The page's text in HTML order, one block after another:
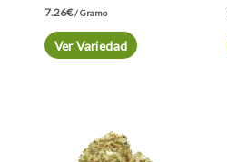
7.26€/ Gramo
Ver Variedad